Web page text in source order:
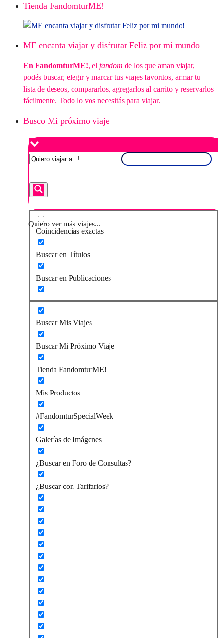
Tienda FandomturME!
ME encanta viajar y disfrutar Feliz por mi mundo
En FandomturME!, el fandom de los que aman viajar,
podés buscar, elegir y marcar tus viajes favoritos, armar tu
lista de deseos, compararlos, agregarlos al carrito y reservarlos
fácilmente. Todo lo vos necesitás para viajar.
Busco Mi próximo viaje
Quiero ver más viajes...
Coincidencias exactas
Buscar en Títulos
Buscar en Publicaciones
Buscar Mis Viajes
Buscar Mi Próximo Viaje
Tienda FandomturME!
Mis Productos
#FandomturSpecialWeek
Galerías de Imágenes
¿Buscar en Foro de Consultas?
¿Buscar con Tarifarios?